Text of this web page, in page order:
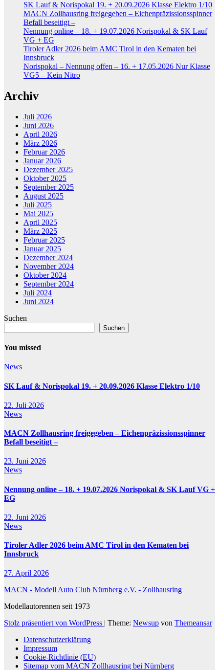
SK Lauf & Norispokal 19. + 20.09.2026 Klasse Elektro 1/10
MACN Zollhausring freigegeben – Eichenpräzissionsspinner
Befall beseitigt –
Nennung online – 18. + 19.07.2026 Norispokal & SK Lauf
VG + EG
Tiroler Adler 2026 beim AMC Tirol in den Kematen bei
Innsbruck
Norispokal – Nennung offen – 16. + 17.05.2026 Nur Klasse
VG5 – Kein Nitro
Archiv
Juli 2026
Juni 2026
April 2026
März 2026
Februar 2026
Januar 2026
Dezember 2025
Oktober 2025
September 2025
August 2025
Juli 2025
Mai 2025
April 2025
März 2025
Februar 2025
Januar 2025
Dezember 2024
November 2024
Oktober 2024
September 2024
Juli 2024
Juni 2024
Suchen
Suchen
You missed
News
SK Lauf & Norispokal 19. + 20.09.2026 Klasse Elektro 1/10
22. Juli 2026
News
MACN Zollhausring freigegeben – Eichenpräzissionsspinner
Befall beseitigt –
23. Juni 2026
News
Nennung online – 18. + 19.07.2026 Norispokal & SK Lauf VG +
EG
22. Juni 2026
News
Tiroler Adler 2026 beim AMC Tirol in den Kematen bei
Innsbruck
27. April 2026
MACN - Modell Auto Club Nürnberg e.V. - Zollhausring
Modellautorennen seit 1973
Stolz präsentiert von WordPress
Theme: Newsup von Themeansar
Datenschutzerklärung
Impressum
Cookie-Richtlinie (EU)
Sitemap vom MACN Zollhausring bei Nürnberg